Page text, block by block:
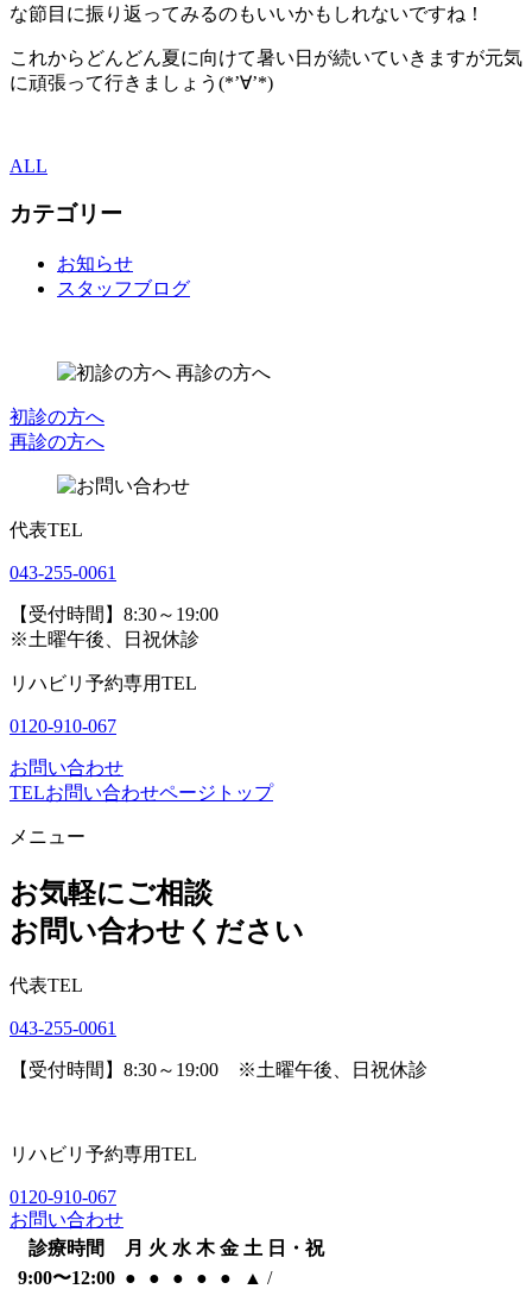
な節目に振り返ってみるのもいいかもしれないですね！
これからどんどん夏に向けて暑い日が続いていきますが元気
に頑張って行きましょう(*’∀’*)
ALL
カテゴリー
お知らせ
スタッフブログ
初診の方へ
再診の方へ
代表TEL
043-255-0061
【受付時間】8:30～19:00
※土曜午後、日祝休診
リハビリ予約専用TEL
0120-910-067
お問い合わせ
TELお問い合わせページトップ
メニュー
お気軽にご相談
お問い合わせください
代表TEL
043-255-0061
【受付時間】8:30～19:00 ※土曜午後、日祝休診
リハビリ予約専用TEL
0120-910-067
お問い合わせ
診療時間
月 火 水 木 金 土 日・祝
9:00〜12:00 ● ● ● ● ● ▲ /